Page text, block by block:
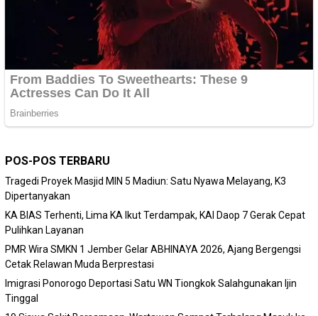
POS-POS TERBARU
Tragedi Proyek Masjid MIN 5 Madiun: Satu Nyawa Melayang, K3
Dipertanyakan
KA BIAS Terhenti, Lima KA Ikut Terdampak, KAI Daop 7 Gerak Cepat
Pulihkan Layanan
PMR Wira SMKN 1 Jember Gelar ABHINAYA 2026, Ajang Bergengsi
Cetak Relawan Muda Berprestasi
Imigrasi Ponorogo Deportasi Satu WN Tiongkok Salahgunakan Ijin
Tinggal